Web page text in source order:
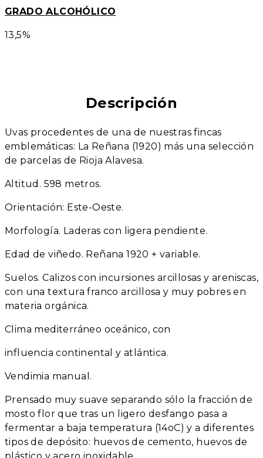
GRADO ALCOHÓLICO
13,5%
Descripción
Uvas procedentes de una de nuestras fincas
emblemáticas: La Reñana (1920) más una selección
de parcelas de Rioja Alavesa.
Altitud. 598 metros.
Orientación: Este-Oeste.
Morfología. Laderas con ligera pendiente.
Edad de viñedo. Reñana 1920 + variable.
Suelos. Calizos con incursiones arcillosas y areniscas,
con una textura franco arcillosa y muy pobres en
materia orgánica.
Clima mediterráneo oceánico, con
influencia continental y atlántica.
Vendimia manual.
Prensado muy suave separando sólo la fracción de
mosto flor que tras un ligero desfango pasa a
fermentar a baja temperatura (14oC) y a diferentes
tipos de depósito: huevos de cemento, huevos de